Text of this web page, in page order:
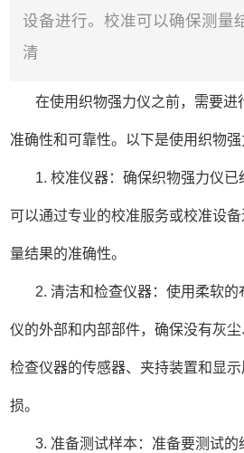
设备进行。校准可以确保测量
清
在使用织物强力仪之前，需要进
准确性和可靠性。以下是使用织物强
1. 校准仪器：确保织物强力仪已
可以通过专业的校准服务或校准设
量结果的准确性。
2. 清洁和检查仪器：使用柔软的
仪的外部和内部部件，确保没有灰尘
检查仪器的传感器、夹持装置和显
损。
3. 准备测试样本：准备要测试的